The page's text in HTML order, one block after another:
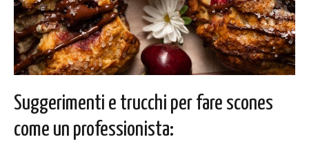
Suggerimenti e trucchi per fare scones
come un professionista: